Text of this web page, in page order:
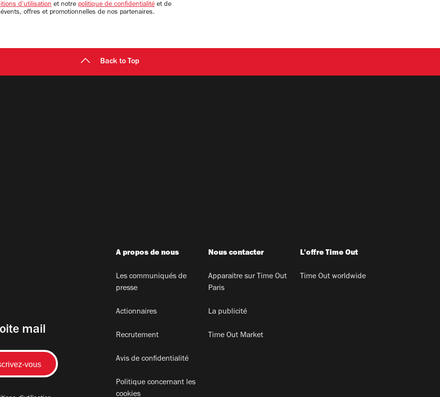
d'utilisation et notre politique de confidentialité et de
offres et promotionnelles de nos partenaires.
Back to Top
mail
A propos de nous
Les communiqués de
presse
Actionnaires
Recrutement
Avis de confidentialité
Politique concernant les
cookies
Nous contacter
Apparaitre sur Time Out
Paris
La publicité
Time Out Market
L'offre Time Out
Time Out worldwide